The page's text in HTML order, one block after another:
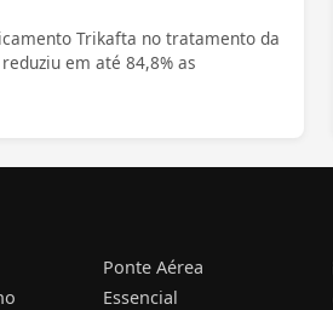
Trikafta no tratamento da
em até 84,8% as
Ponte Aérea
Essencial